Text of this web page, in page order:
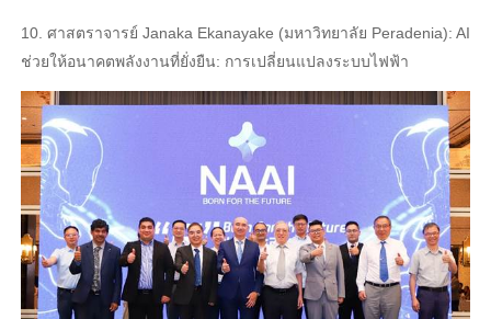
10. ศาสตราจารย์ Janaka Ekanayake (มหาวิทยาลัย Peradenia): AI
ช่วยให้อนาคตพลังงานที่ยั่งยืน: การเปลี่ยนแปลงระบบไฟฟ้า